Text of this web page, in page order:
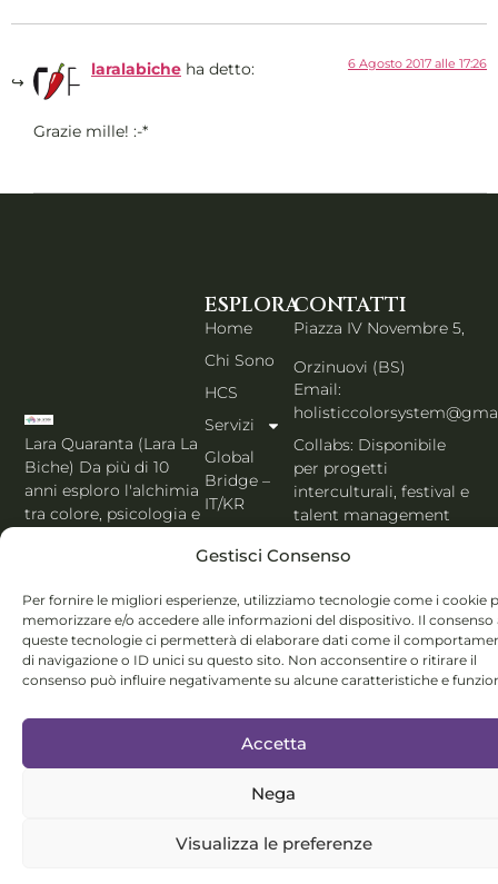
Gestisci Consenso
Per fornire le migliori esperienze, utilizziamo tecnologie come i cookie
memorizzare e/o accedere alle informazioni del dispositivo. Il consenso
queste tecnologie ci permetterà di elaborare dati come il
di navigazione o ID unici su questo sito. Non acconsentire o ritirare il
consenso può influire negativamente su alcune caratteristiche e
Accetta
Nega
Visualizza le preferenze
laralabiche ha detto: 6 Agosto 2017 alle 17:26
Grazie mille! :-*
Lara Quaranta (Lara La
Biche) Da più di 10
anni esploro l'alchimia
tra colore, psicologia e
che unisce l'estetica di
dell'Italia. Esperta
MBTI, Enneagramma &
Holistic Color
System®.
ESPLORA
Home
Chi Sono
HCS
Servizi
Global
Bridge –
IT/KR
Blog
Contatti
Italiano
CONTATTI
Piazza IV Novembre 5,
Orzinuovi (BS)
Email:
Collabs: Disponibile
per progetti
interculturali, festival e
talent management
Reserved